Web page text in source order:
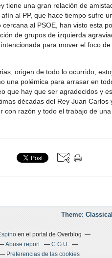
tiene una gran relación de
al PP, que hace tiempo sufre
al PSOE, han visto esta
de grupos de izquierda
para mover el foco
origen de todo lo ocurrido,
una polémica para arrasar en
que hay que ser agradecidos y
décadas del Rey Juan Carlos
con razón y todo el trabajo de
Theme:
en el portal de Overblog
Abuse report
C.G.U.
Preferencias de las cookies